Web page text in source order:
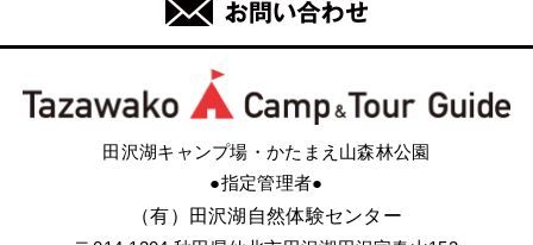
田沢湖キャンプ場・かたまえ山森林公園
●指定管理者●
（有）田沢湖自然体験センター